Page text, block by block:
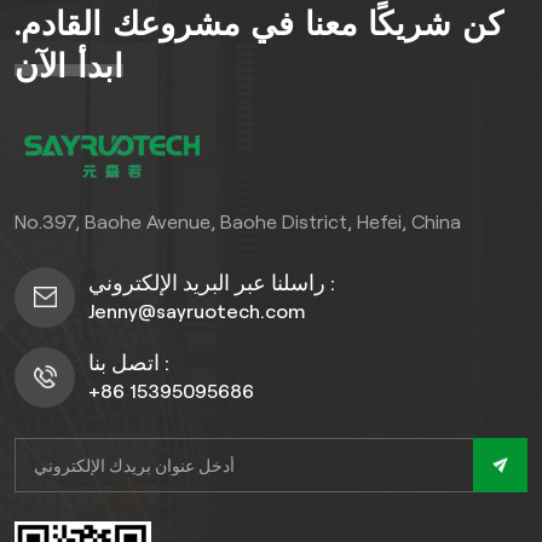
للصنفرة أو التلوين). مثالي
للباحات، وأحواض السباحة،
والحدائق، حيث يمزج بين جمال
كن شريكًا معنا في مشروعك القادم.
ابدأ الآن
No.397, Baohe Avenue, Baohe District, Hefei, China
راسلنا عبر البريد الإلكتروني :
Jenny@sayruotech.com
اتصل بنا :
+86 15395095686